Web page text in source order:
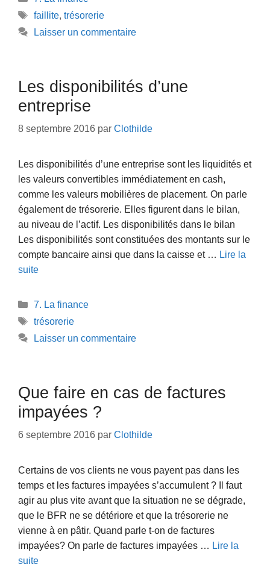
Étiquettes
faillite, trésorerie
Laisser un commentaire
Les disponibilités d’une
entreprise
8 septembre 2016 par Clothilde
Les disponibilités d’une entreprise sont les liquidités et
les valeurs convertibles immédiatement en cash,
comme les valeurs mobilières de placement. On parle
également de trésorerie. Elles figurent dans le bilan,
au niveau de l’actif. Les disponibilités dans le bilan
Les disponibilités sont constituées des montants sur le
compte bancaire ainsi que dans la caisse et … Lire la
suite
Catégories
7. La finance
Étiquettes
trésorerie
Laisser un commentaire
Que faire en cas de factures
impayées ?
6 septembre 2016 par Clothilde
Certains de vos clients ne vous payent pas dans les
temps et les factures impayées s’accumulent ? Il faut
agir au plus vite avant que la situation ne se dégrade,
que le BFR ne se détériore et que la trésorerie ne
vienne à en pâtir. Quand parle t-on de factures
impayées? On parle de factures impayées … Lire la
suite